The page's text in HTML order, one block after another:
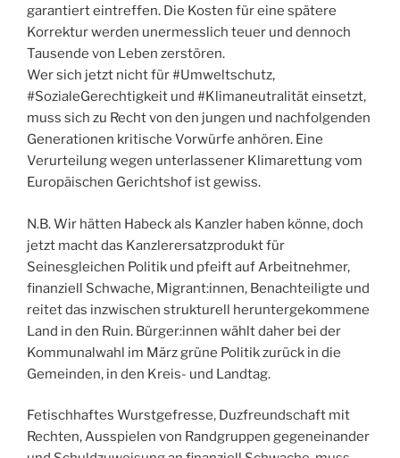
garantiert eintreffen. Die Kosten für eine spätere
Korrektur werden unermesslich teuer und dennoch
Tausende von Leben zerstören.
Wer sich jetzt nicht für #Umweltschutz,
#SozialeGerechtigkeit und #Klimaneutralität einsetzt,
muss sich zu Recht von den jungen und nachfolgenden
Generationen kritische Vorwürfe anhören. Eine
Verurteilung wegen unterlassener Klimarettung vom
Europäischen Gerichtshof ist gewiss.
N.B. Wir hätten Habeck als Kanzler haben könne, doch
jetzt macht das Kanzlerersatzprodukt für
Seinesgleichen Politik und pfeift auf Arbeitnehmer,
finanziell Schwache, Migrant:innen, Benachteiligte und
reitet das inzwischen strukturell heruntergekommene
Land in den Ruin. Bürger:innen wählt daher bei der
Kommunalwahl im März grüne Politik zurück in die
Gemeinden, in den Kreis- und Landtag.
Fetischhaftes Wurstgefresse, Duzfreundschaft mit
Rechten, Ausspielen von Randgruppen gegeneinander